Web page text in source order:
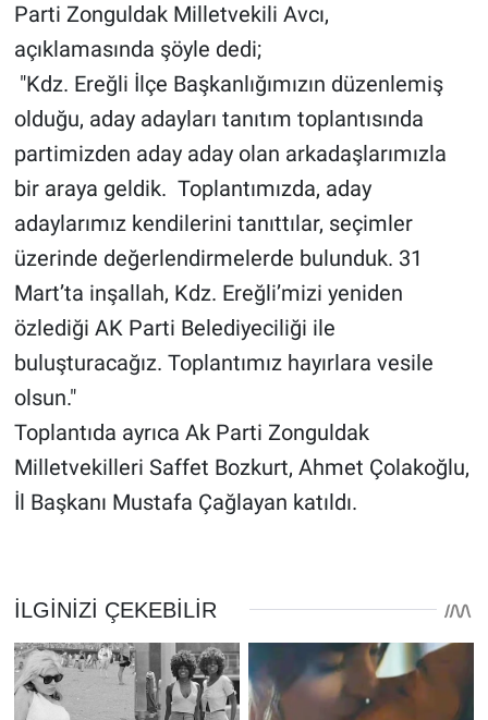
Parti Zonguldak Milletvekili Avcı,
açıklamasında şöyle dedi;
"Kdz. Ereğli İlçe Başkanlığımızın düzenlemiş
olduğu, aday adayları tanıtım toplantısında
partimizden aday aday olan arkadaşlarımızla
bir araya geldik. Toplantımızda, aday
adaylarımız kendilerini tanıttılar, seçimler
üzerinde değerlendirmelerde bulunduk. 31
Mart’ta inşallah, Kdz. Ereğli’mizi yeniden
özlediği AK Parti Belediyeciliği ile
buluşturacağız. Toplantımız hayırlara vesile
olsun."
Toplantıda ayrıca Ak Parti Zonguldak
Milletvekilleri Saffet Bozkurt, Ahmet Çolakoğlu,
İl Başkanı Mustafa Çağlayan katıldı.